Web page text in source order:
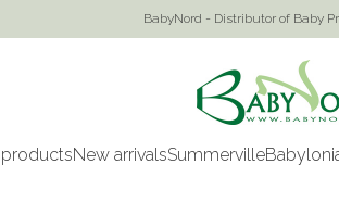
BabyNord - Distributor of Baby
New arrivalsSummerville